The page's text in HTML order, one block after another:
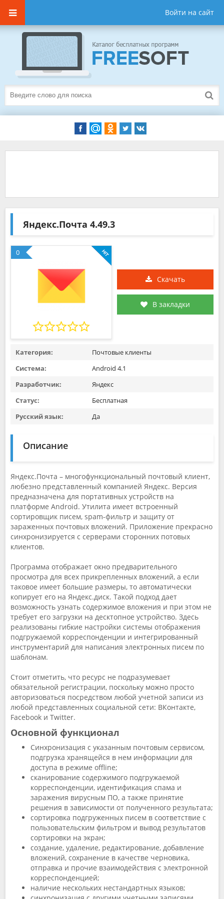
Войти на сайт
Яндекс.Почта 4.49.3
0
Скачать
В закладки
Категория:
Почтовые клиенты
Система:
Android 4.1
Разработчик:
Яндекс
Статус:
Бесплатная
Русский язык:
Да
Описание
Яндекс.Почта – многофункциональный почтовый клиент,
любезно представленный компанией Яндекс. Версия
предназначена для портативных устройств на
платформе Android. Утилита имеет встроенный
сортировщик писем, spam-фильтр и защиту от
зараженных почтовых вложений. Приложение прекрасно
синхронизируется с серверами сторонних потовых
клиентов.
Программа отображает окно предварительного
просмотра для всех прикрепленных вложений, а если
таковое имеет большие размеры, то автоматически
копирует его на Яндекс.диск. Такой подход дает
возможность узнать содержимое вложения и при этом не
требует его загрузки на десктопное устройство. Здесь
реализованы гибкие настройки системы отображения
подгружаемой корреспонденции и интегрированный
инструментарий для написания электронных писем по
шаблонам.
Стоит отметить, что ресурс не подразумевает
обязательной регистрации, поскольку можно просто
авторизоваться посредством любой учетной записи из
любой представленных социальной сети: ВКонтакте,
Facebook и Twitter.
Основной функционал
Синхронизация с указанным почтовым сервисом,
подгрузка хранящейся в нем информации для
доступа в режиме offline;
сканирование содержимого подгружаемой
корреспонденции, идентификация спама и
заражения вирусным ПО, а также принятие
решения в зависимости от полученного результата;
сортировка подгруженных писем в соответствие с
пользовательским фильтром и вывод результатов
сортировки на экран;
создание, удаление, редактирование, добавление
вложений, сохранение в качестве черновика,
отправка и прочие взаимодействия с электронной
корреспонденцией;
наличие нескольких нестандартных языков;